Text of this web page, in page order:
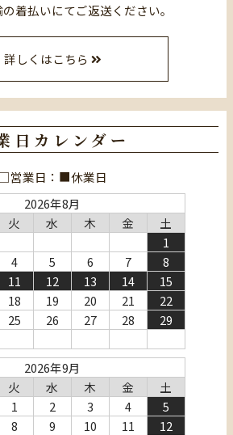
着払いにてご返送ください。
詳しくはこちら
日カレンダー
□営業日：■休業日
2026年8月
火 水 木 金
土
1
4 5 6 7
8
11 12 13 14
15
18 19 20 21
22
25 26 27 28
29
2026年9月
火 水 木 金
土
1
2 3 4
5
8 9 10 11
12